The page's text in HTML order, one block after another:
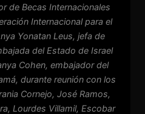
de Becas Internacionales
Internacional para el
Yonatan Leus, jefa de
del Estado de Israel
Cohen, embajador del
durante reunión con los
Cornejo, José Ramos,
Lourdes Villamil, Escobar